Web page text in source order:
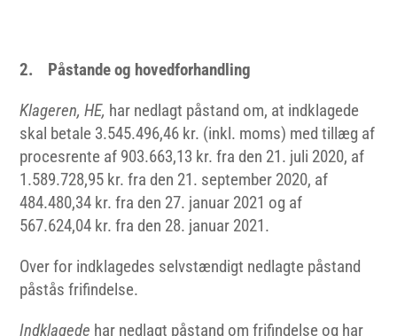
2. Påstande og hovedforhandling
Klageren, HE, har nedlagt påstand om, at indklagede
skal betale 3.545.496,46 kr. (inkl. moms) med tillæg af
procesrente af 903.663,13 kr. fra den 21. juli 2020, af
1.589.728,95 kr. fra den 21. september 2020, af
484.480,34 kr. fra den 27. januar 2021 og af
567.624,04 kr. fra den 28. januar 2021.
Over for indklagedes selvstændigt nedlagte påstand
påstås frifindelse.
Indklagede har nedlagt påstand om frifindelse og har